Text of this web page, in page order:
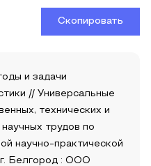
Скопировать
и задачи
// Универсальные
технических и
трудов по
научно-практической
Белгород : ООО